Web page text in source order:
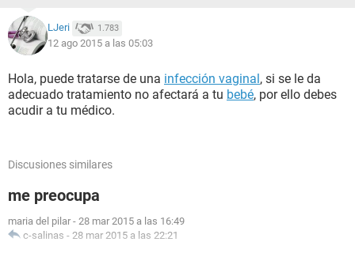
LJeri 1.783
12 ago 2015 a las 05:03
Hola, puede tratarse de una infección vaginal, si se le da
adecuado tratamiento no afectará a tu bebé, por ello debes
acudir a tu médico.
Discusiones similares
me preocupa
maria del pilar - 28 mar 2015 a las 16:49
c-salinas - 28 mar 2015 a las 22:21